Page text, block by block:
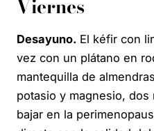
Viernes
Desayuno. El kéfir con
vez con un plátano en
mantequilla de
potasio y magnesio,
bajar en la